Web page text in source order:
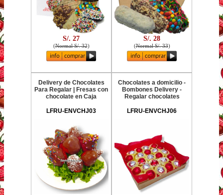
S/. 27
(Normal S/. 32)
S/. 28
(Normal S/. 33)
Delivery de Chocolates
Para Regalar | Fresas con
chocolate en Caja
LFRU-ENVCHJ03
Chocolates a domicilio -
Bombones Delivery -
Regalar chocolates
LFRU-ENVCHJ06